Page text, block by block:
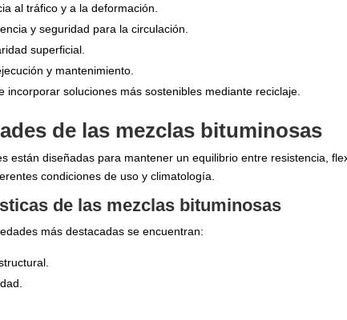
al tráfico y a la deformación.
y seguridad para la circulación.
superficial.
y mantenimiento.
incorporar soluciones más sostenibles mediante reciclaje.
de las mezclas bituminosas
están diseñadas para mantener un equilibrio entre resistencia,
condiciones de uso y climatología.
de las mezclas bituminosas
más destacadas se encuentran: